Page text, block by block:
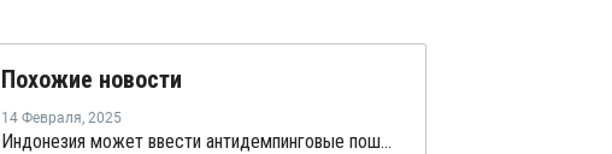
Похожие новости
14 Февраля, 2025
Индонезия может ввести антидемпинговые пошлины на импорт блок-сополимера ПП